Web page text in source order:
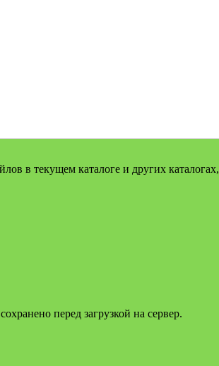
в текущем каталоге и других
перед загрузкой на сервер.